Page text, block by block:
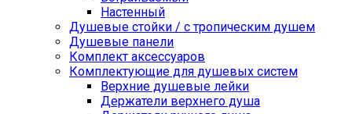
Настенный
Душевые стойки / с тропическим душем
Душевые панели
Комплект аксессуаров
Комплектующие для душевых систем
Верхние душевые лейки
Держатели верхнего душа